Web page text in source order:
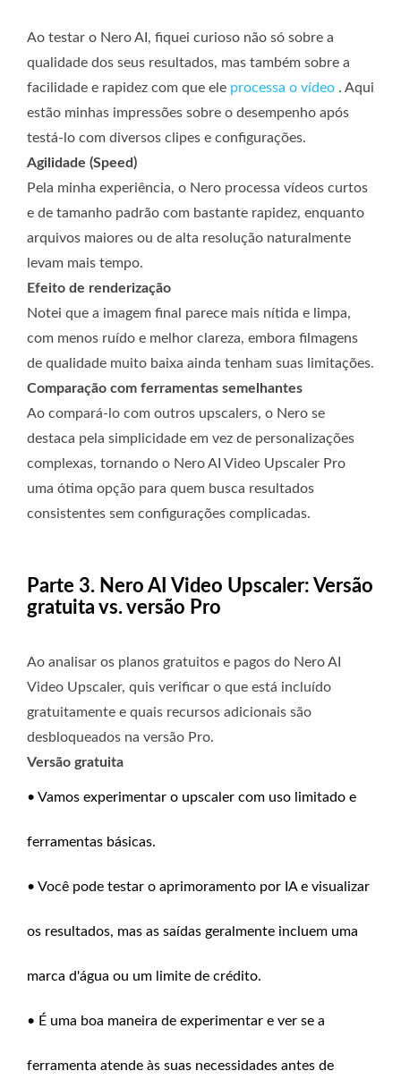
Ao testar o Nero AI, fiquei curioso não só sobre a
qualidade dos seus resultados, mas também sobre a
facilidade e rapidez com que ele processa o vídeo . Aqui
estão minhas impressões sobre o desempenho após
testá-lo com diversos clipes e configurações.
Agilidade (Speed)
Pela minha experiência, o Nero processa vídeos curtos
e de tamanho padrão com bastante rapidez, enquanto
arquivos maiores ou de alta resolução naturalmente
levam mais tempo.
Efeito de renderização
Notei que a imagem final parece mais nítida e limpa,
com menos ruído e melhor clareza, embora filmagens
de qualidade muito baixa ainda tenham suas limitações.
Comparação com ferramentas semelhantes
Ao compará-lo com outros upscalers, o Nero se
destaca pela simplicidade em vez de personalizações
complexas, tornando o Nero AI Video Upscaler Pro
uma ótima opção para quem busca resultados
consistentes sem configurações complicadas.
Parte 3. Nero AI Video Upscaler: Versão
gratuita vs. versão Pro
Ao analisar os planos gratuitos e pagos do Nero AI
Video Upscaler, quis verificar o que está incluído
gratuitamente e quais recursos adicionais são
desbloqueados na versão Pro.
Versão gratuita
• Vamos experimentar o upscaler com uso limitado e
ferramentas básicas.
• Você pode testar o aprimoramento por IA e visualizar
os resultados, mas as saídas geralmente incluem uma
marca d'água ou um limite de crédito.
• É uma boa maneira de experimentar e ver se a
ferramenta atende às suas necessidades antes de